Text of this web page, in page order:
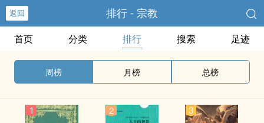
返回 排行 - 宗教
首页 分类 排行 搜索 足迹
周榜 月榜 总榜